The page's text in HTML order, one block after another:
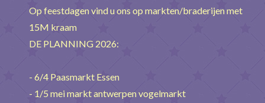
Op feestdagen vind u ons op markten/braderijen met
15M kraam
DE PLANNING 2026:
- 6/4 Paasmarkt Essen
- 1/5 mei markt antwerpen vogelmarkt